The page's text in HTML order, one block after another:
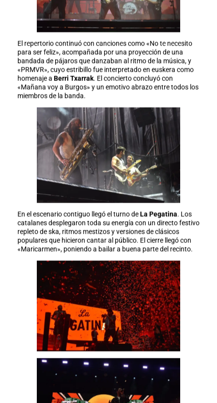
El repertorio continuó con canciones como «No te necesito
para ser feliz», acompañada por una proyección de una
bandada de pájaros que danzaban al ritmo de la música, y
«PRMVR», cuyo estribillo fue interpretado en euskera como
homenaje a Berri Txarrak. El concierto concluyó con
«Mañana voy a Burgos» y un emotivo abrazo entre todos los
miembros de la banda.
En el escenario contiguo llegó el turno deLa Pegatina. Los
catalanes desplegaron toda su energía con un directo festivo
repleto de ska, ritmos mestizos y versiones de clásicos
populares que hicieron cantar al público. El cierre llegó con
«Maricarmen», poniendo a bailar a buena parte del recinto.